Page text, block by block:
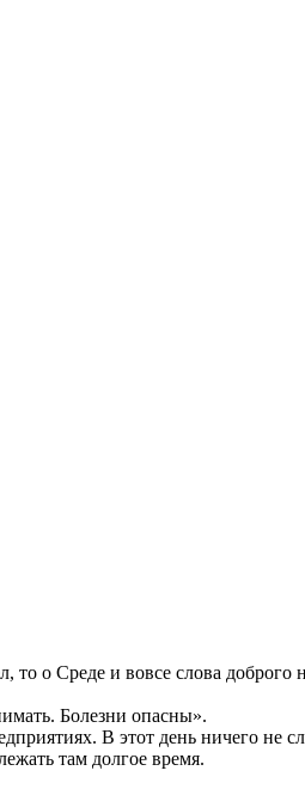
то о Среде и вовсе слова
Болезни опасны».
В этот день ничего не
там долгое время.